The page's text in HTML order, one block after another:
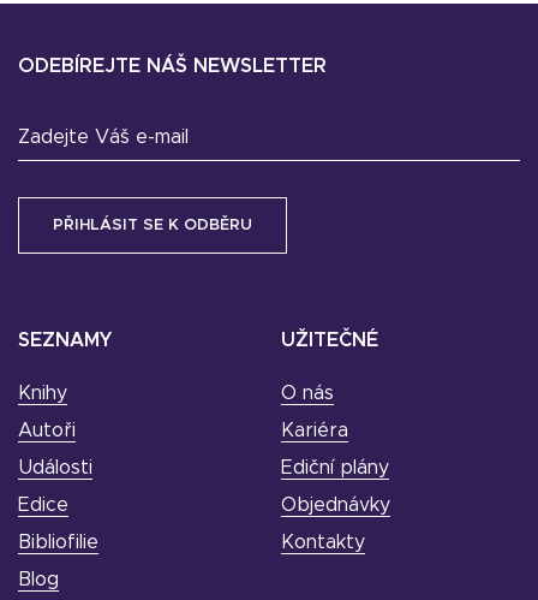
SEZNAMY
Knihy
Autoři
Události
Edice
Bibliofilie
Blog
UŽITEČNÉ
O nás
Kariéra
Ediční plány
Objednávky
Kontakty
ODEBÍREJTE NÁŠ NEWSLETTER
Zadejte Váš e-mail